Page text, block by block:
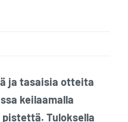
ja tasaisia otteita
keilaamalla
pistettä. Tuloksella